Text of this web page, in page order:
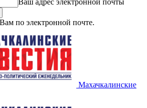
Ваш адрес электронной почты
по электронной почте.
Махачкалинские